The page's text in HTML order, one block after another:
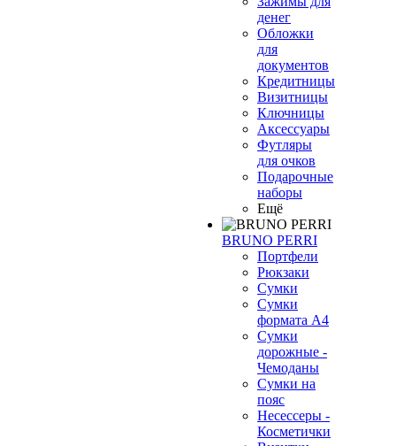
денег
Обложки
для
документов
Кредитницы
Визитницы
Ключницы
Аксессуары
Футляры
для очков
Подарочные
наборы
Ещё
BRUNO PERRI
Портфели
Рюкзаки
Сумки
Сумки
формата А4
Сумки
дорожные -
Чемоданы
Сумки на
пояс
Несессеры -
Косметички